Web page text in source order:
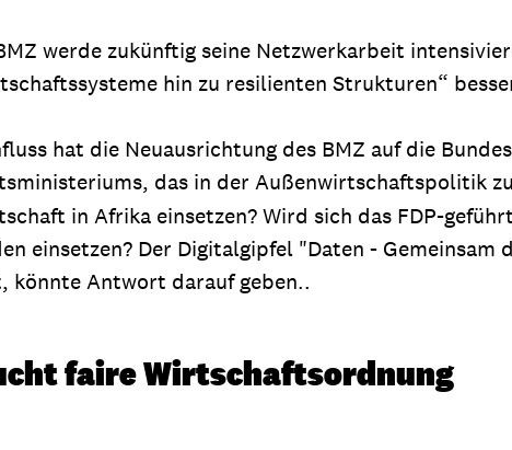
werde zukünftig seine Netzwerkarbeit
hin zu resilienten Strukturen“
hat die Neuausrichtung des BMZ auf die
das in der Außenwirtschaftspolitik
in Afrika einsetzen? Wird sich das FDP-
einsetzen? Der Digitalgipfel "Daten - Gemeinsam
könnte Antwort darauf geben..
faire Wirtschaftsordnung